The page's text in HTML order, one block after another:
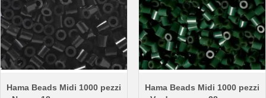
Hama Beads Midi 1000 pezzi
Hama Beads Midi 1000 pezzi